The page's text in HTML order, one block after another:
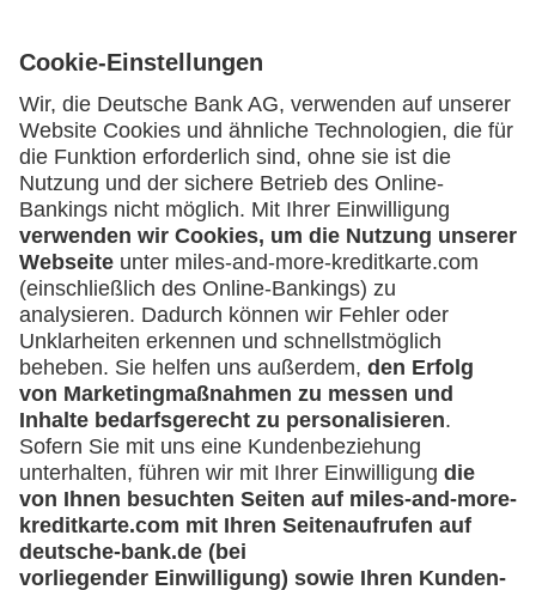
Service
Häufige Fragen
Downloadcenter
Kontakt
Mehr
Kreditkarten-Banking
miles-and-more.com
lufthansa.com
Rechtliches
Selbstständige
(z.B. Gewerbetreibender, Handwerker,
Freiberufler)
Unternehmen
(z.B. e.K., Personengesellschaft (inkl. GbR),
GmbH)